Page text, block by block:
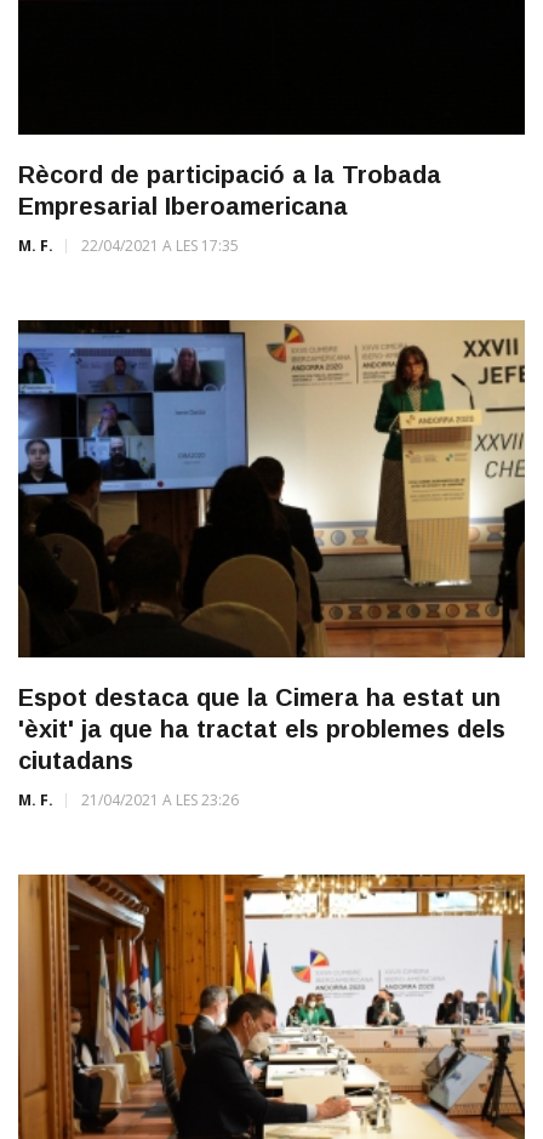
Rècord de participació a la Trobada
Empresarial Iberoamericana
M. F. 22/04/2021 A LES 17:35
Espot destaca que la Cimera ha estat un
'èxit' ja que ha tractat els problemes dels
ciutadans
M. F. 21/04/2021 A LES 23:26